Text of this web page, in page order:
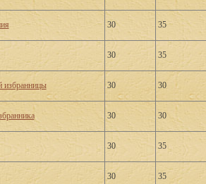
30 35
30 35
избранницы 30 30
30 30
30 35
30 35